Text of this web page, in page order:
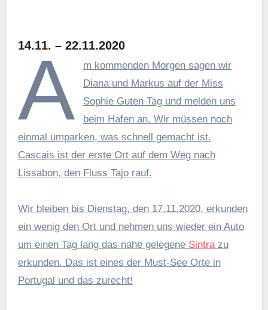
14.11. – 22.11.2020
A
m kommenden Morgen sagen wir
Diana und Markus auf der Miss
Sophie Guten Tag und melden uns
beim Hafen an. Wir müssen noch
einmal umparken, was schnell gemacht ist.
Cascais ist der erste Ort auf dem Weg nach
Lissabon, den Fluss Tajo rauf.
Wir bleiben bis Dienstag, den 17.11.2020, erkunden
ein wenig den Ort und nehmen uns wieder ein Auto
um einen Tag lang das nahe gelegene Sintra zu
erkunden. Das ist eines der Must-See Orte in
Portugal und das zurecht!